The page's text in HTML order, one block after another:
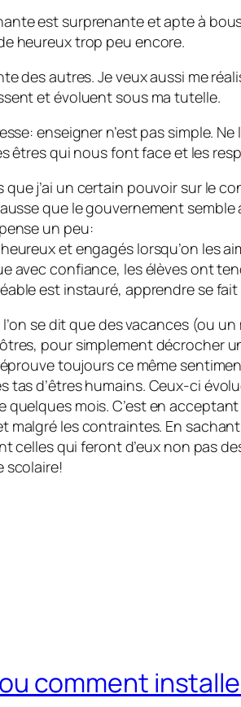
est surprenante et apte à
heureux trop peu encore.
des autres. Je veux aussi me
et évoluent sous ma tutelle.
enseigner n’est pas simple.
êtres qui nous font face et les
que j’ai un certain pouvoir sur le
que le gouvernement
un peu:
et engagés lorsqu’on les
avec confiance, les élèves ont
est instauré, apprendre se
l’on se dit que des vacances (ou
pour simplement décrocher
toujours ce même
tas d’êtres humains. Ceux-ci
quelques mois. C’est en
malgré les contraintes. En
celles qui feront d’eux non pas
scolaire!
comment